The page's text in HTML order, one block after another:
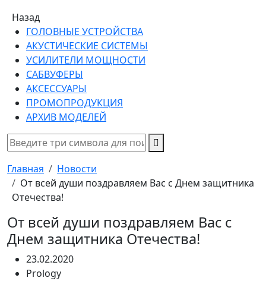
Назад
ГОЛОВНЫЕ УСТРОЙСТВА
АКУСТИЧЕСКИЕ СИСТЕМЫ
УСИЛИТЕЛИ МОЩНОСТИ
САБВУФЕРЫ
АКСЕССУАРЫ
ПРОМОПРОДУКЦИЯ
АРХИВ МОДЕЛЕЙ
Главная
Новости
От всей души поздравляем Вас с Днем защитника
Отечества!
От всей души поздравляем Вас с
Днем защитника Отечества!
23.02.2020
Prology